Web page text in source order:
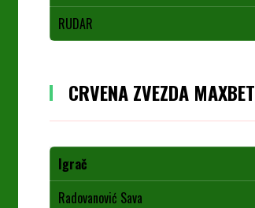
RUDAR
CRVENA ZVEZDA MAXBET
Igrač
Radovanović Sava